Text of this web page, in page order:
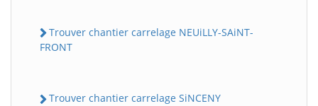
Trouver chantier carrelage NEUiLLY-SAiNT-
FRONT
Trouver chantier carrelage SiNCENY